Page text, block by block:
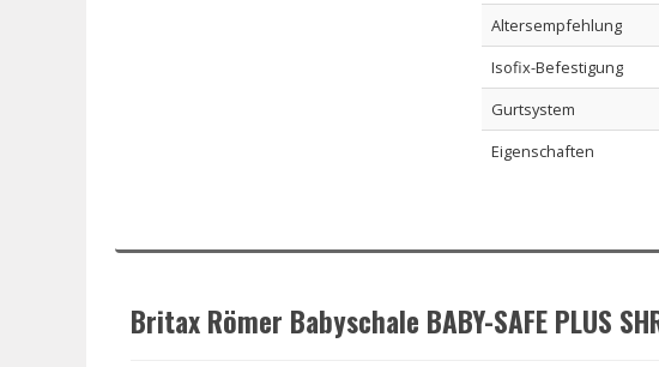
Altersempfehlung
Isofix-Befestigung
Gurtsystem
Eigenschaften
Britax Römer Babyschale BABY-SAFE PLUS